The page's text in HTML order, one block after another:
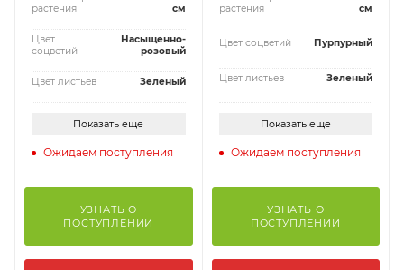
растения
см
Цвет
соцветий
Насыщенно-
розовый
Цвет листьев Зеленый
Показать еще
Ожидаем поступления
УЗНАТЬ О
ПОСТУПЛЕНИИ
растения
см
Цвет соцветий Пурпурный
Цвет листьев Зеленый
Показать еще
Ожидаем поступления
УЗНАТЬ О
ПОСТУПЛЕНИИ